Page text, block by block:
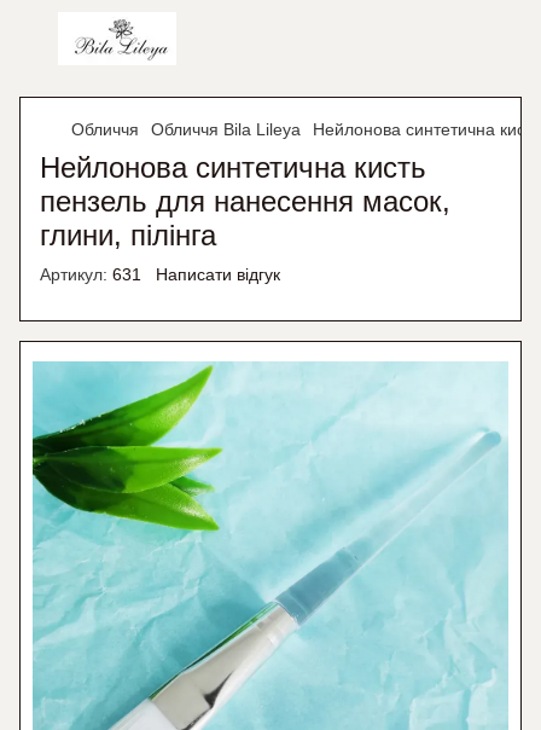
Обличчя Обличчя Bila Lileya Нейлонова синтетична
Нейлонова синтетична кисть
пензель для нанесення масок,
глини, пілінга
Артикул: 631 Написати відгук